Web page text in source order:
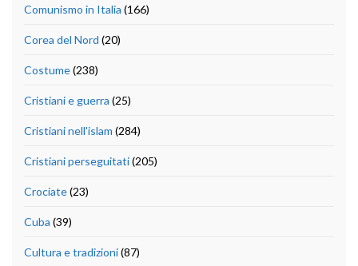
Comunismo in Italia (166)
Corea del Nord (20)
Costume(238)
Cristiani e guerra (25)
Cristiani nell'islam (284)
Cristiani perseguitati(205)
Crociate(23)
Cuba (39)
Cultura e tradizioni(87)